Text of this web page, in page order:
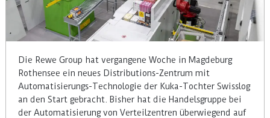
Die Rewe Group hat vergangene Woche in Magdeburg
Rothensee ein neues Distributions-Zentrum mit
Automatisierungs-Technologie der Kuka-Tochter Swisslog
an den Start gebracht. Bisher hat die Handelsgruppe bei
der Automatisierung von Verteilzentren überwiegend auf